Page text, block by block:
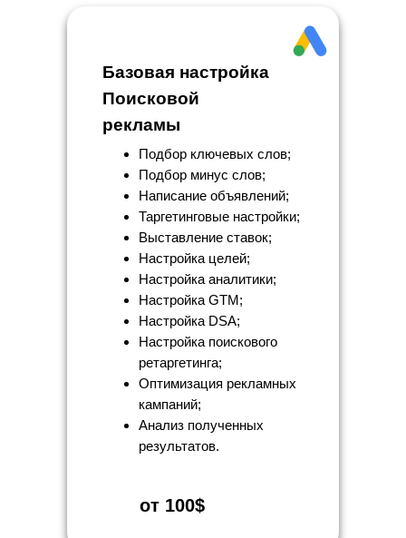
Подбор ключевых слов;
Подбор минус слов;
Написание объявлений;
Таргетинговые настройки;
Выставление ставок;
Настройка целей;
Настройка аналитики;
Настройка GTM;
Настройка DSA;
Настройка поискового
ретаргетинга;
Оптимизация рекламных
кампаний;
Анализ полученных
результатов.
Базовая настройка
Поисковой
рекламы
от 100$